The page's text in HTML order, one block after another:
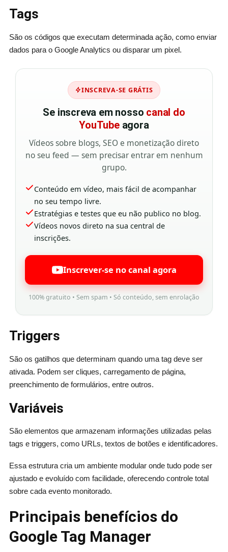
Tags
São os códigos que executam determinada ação, como enviar
dados para o Google Analytics ou disparar um pixel.
INSCREVA-SE GRÁTIS
Se inscreva em nosso canal do
YouTubeagora
Vídeos sobre blogs, SEO e monetização direto
no seu feed — sem precisar entrar em nenhum
grupo.
Conteúdo em vídeo, mais fácil de acompanhar
no seu tempo livre.
Estratégias e testes que eu não publico no blog.
Vídeos novos direto na sua central de
inscrições.
Inscrever-se no canal agora
100% gratuito • Sem spam • Só conteúdo, sem enrolação
Triggers
São os gatilhos que determinam quando uma tag deve ser
ativada. Podem ser cliques, carregamento de página,
preenchimento de formulários, entre outros.
Variáveis
São elementos que armazenam informações utilizadas pelas
tags e triggers, como URLs, textos de botões e identificadores.
Essa estrutura cria um ambiente modular onde tudo pode ser
ajustado e evoluído com facilidade, oferecendo controle total
sobre cada evento monitorado.
Principais benefícios do
Google Tag Manager